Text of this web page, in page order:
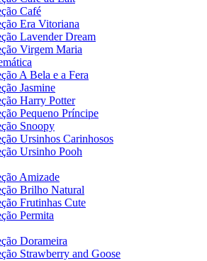
Café
Era Vitoriana
Lavender Dream
Virgem Maria
A Bela e a Fera
Jasmine
Harry Potter
Pequeno Príncipe
Snoopy
Ursinhos Carinhosos
Ursinho Pooh
Amizade
Brilho Natural
Frutinhas Cute
Permita
Dorameira
Strawberry and Goose